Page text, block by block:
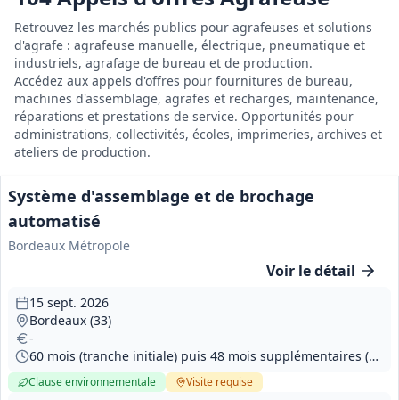
Retrouvez les marchés publics pour agrafeuses et solutions
d'agrafe : agrafeuse manuelle, électrique, pneumatique et
industriels, agrafage de bureau et de production.
Accédez aux appels d'offres pour fournitures de bureau,
machines d'assemblage, agrafes et recharges, maintenance,
réparations et prestations de service. Opportunités pour
administrations, collectivités, écoles, imprimeries, archives et
ateliers de production.
Système d'assemblage et de brochage
automatisé
Bordeaux Métropole
Voir le détail
15 sept. 2026
Bordeaux (33)
-
60 mois (tranche initiale) puis 48 mois supplémentaires (durée totale 9 ans)
Clause environnementale Visite requise